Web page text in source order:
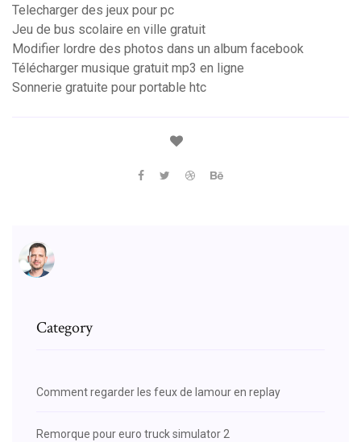
Telecharger des jeux pour pc
Jeu de bus scolaire en ville gratuit
Modifier lordre des photos dans un album facebook
Télécharger musique gratuit mp3 en ligne
Sonnerie gratuite pour portable htc
Category
Comment regarder les feux de lamour en replay
Remorque pour euro truck simulator 2